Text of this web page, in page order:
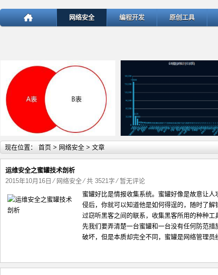
网络安全 编程开发 原创工具
详细内容
test ThinkPHP v5.1.22曝出
现在位置： 首页 > 网络安全 > 文章
运维安全之蜜罐技术剖析
2015年10月16日 ⁄ 网络安全⁄ 共 3521字⁄暂无评论
蜜罐好比是情报收集系统。蜜罐好像是故意让
侵后，你就可以知道他是如何得逞的，随时了
过窃听黑客之间的联系，收集黑客所用的种种
先我们要弄清楚一台蜜罐和一台没有任何防范
破坏，但是本质却完全不同，蜜罐是网络管理员